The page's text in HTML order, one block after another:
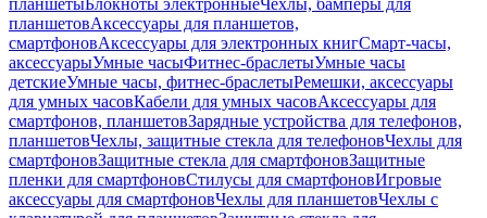
планшетыБлокноты электронныеЧехлы, бамперы для
планшетовАксессуары для планшетов,
смартфоновАксессуары для электронных книгСмарт-часы,
аксессуарыУмные часыФитнес-браслетыУмные часы
детскиеУмные часы, фитнес-браслетыРемешки, аксессуары
для умных часовКабели для умных часовАксессуары для
смартфонов, планшетовЗарядные устройства для телефонов,
планшетовЧехлы, защитные стекла для телефоновЧехлы для
смартфоновЗащитные стекла для смартфоновЗащитные
пленки для смартфоновСтилусы для смартфоновИгровые
аксессуары для смартфоновЧехлы для планшетовЧехлы с